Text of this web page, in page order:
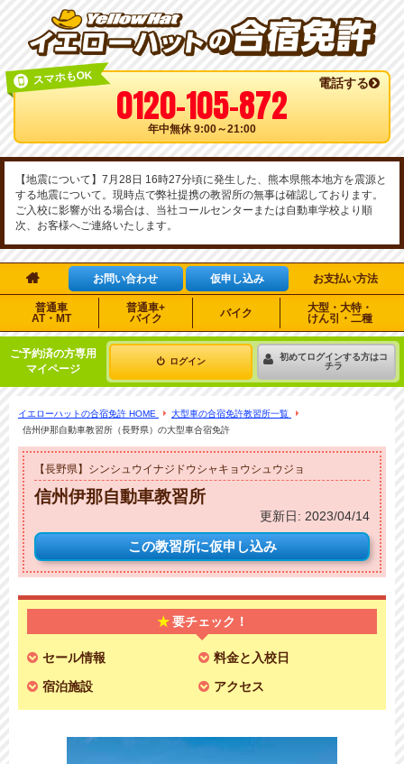
スマホもOK 電話する
0120-105-872
年中無休 9:00～21:00
【地震について】7月28日 16時27分頃に発生した、熊本県熊本地方を震源と
する地震について。現時点で弊社提携の教習所の無事は確認しております。
ご入校に影響が出る場合は、当社コールセンターまたは自動車学校より順
次、お客様へご連絡いたします。
 お問い合わせ 仮申し込み お支払い方法
普通車
AT・MT
普通車+
バイク
バイク
大型・大特・
けん引・二種
ご予約済の方専用
マイページ
ログイン
初めてログインする方はコ
チラ
イエローハットの合宿免許 HOME
大型車の合宿免許教習所一覧
信州伊那自動車教習所（長野県）の大型車合宿免許
【長野県】シンシュウイナジドウシャキョウシュウジョ
信州伊那自動車教習所
更新日: 2023/04/14
この教習所に仮申し込み
要チェック！
セール情報
料金と入校日
宿泊施設
アクセス